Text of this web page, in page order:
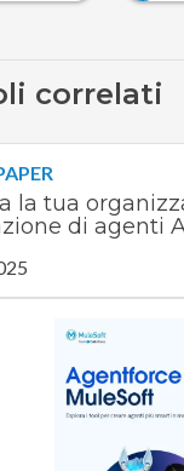
correlati
la tua
di agenti